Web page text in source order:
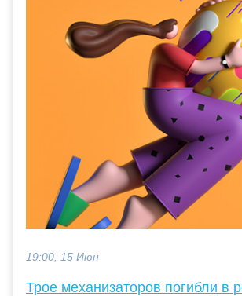
19:00, 15 Июн
Трое механизаторов погибли в